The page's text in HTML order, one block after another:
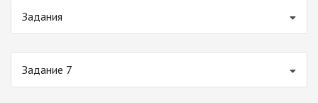
Задания
Задание 7